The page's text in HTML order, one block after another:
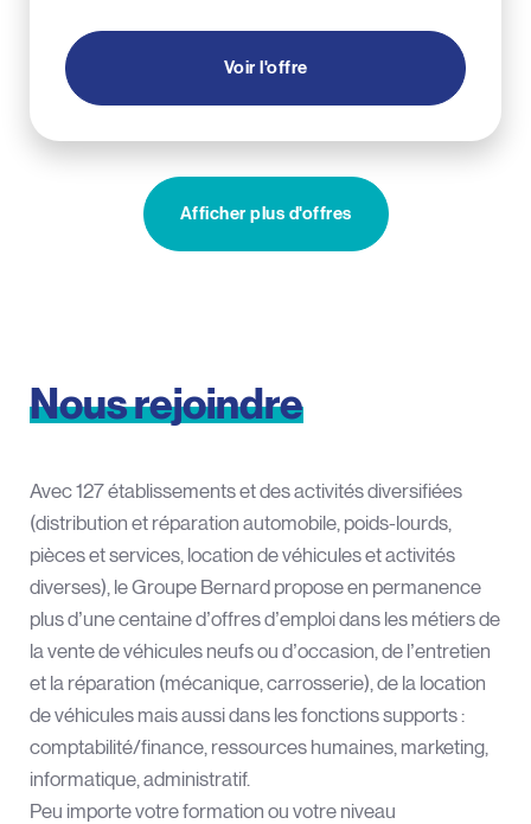
Voir l'offre
Afficher plus d'offres
Nousrejoindre
Avec 127 établissements et des activités diversifiées
(distribution et réparation automobile, poids-lourds,
pièces et services, location de véhicules et activités
diverses), le Groupe Bernard propose en permanence
plus d’une centaine d’offres d’emploi dans les métiers de
la vente de véhicules neufs ou d’occasion, de l’entretien
et la réparation (mécanique, carrosserie), de la location
de véhicules mais aussi dans les fonctions supports :
comptabilité/finance, ressources humaines, marketing,
informatique, administratif.
Peu importe votre formation ou votre niveau